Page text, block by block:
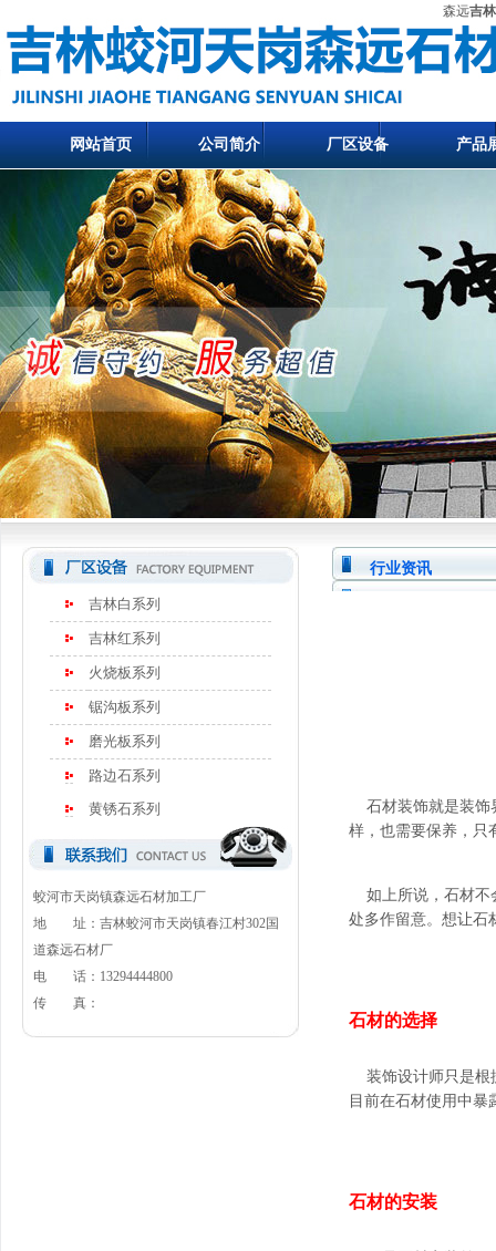
森远吉
网站首页 公司简介 厂区设备 产品
吉林白系列
吉林红系列
火烧板系列
锯沟板系列
磨光板系列
路边石系列
黄锈石系列
蛟河市天岗镇森远石材加工厂
地 址：吉林蛟河市天岗镇春江村302国
道森远石材厂
电 话：13294444800
传 真：
行业资讯
石材装饰就是装饰
样，也需要保养，只
如上所说，石材不
处多作留意。想让石
石材的选择
装饰设计师只是根
目前在石材使用中
石材的安装